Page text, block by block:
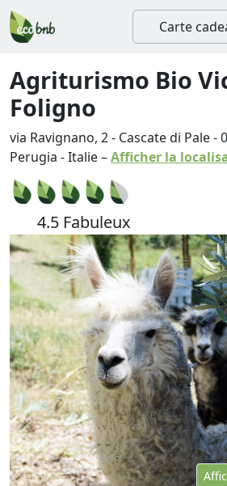
Carte
Agriturismo Bio
Foligno
via Ravignano, 2 - Cascate di Pale-
Perugia -Italie–Afficher la
4.5 Fabuleux